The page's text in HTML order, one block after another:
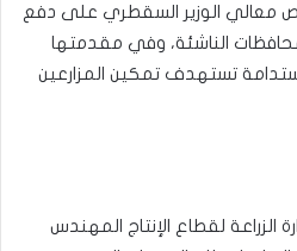
معالي الوزير السقطري على دفع
الناشئة، وفي مقدمتها
تستهدف تمكين المزارعين
الزراعة لقطاع الإنتاج المهندس